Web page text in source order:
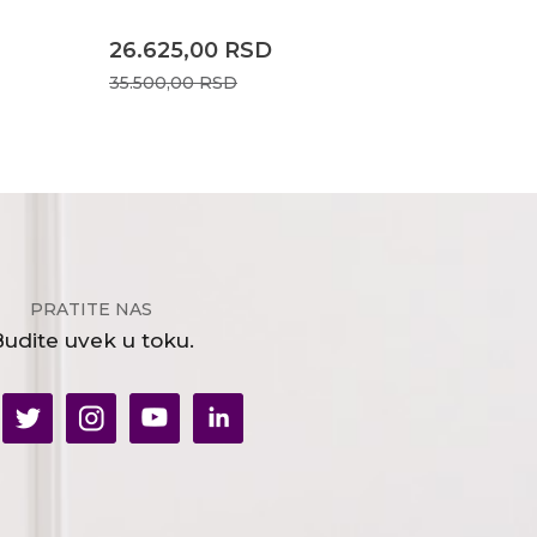
26.625,00 RSD
35.500,00RSD
PRATITE NAS
uvek u toku.